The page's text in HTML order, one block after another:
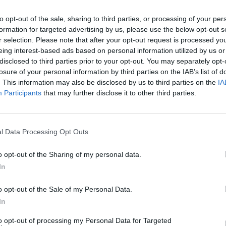
opt-out of the sale, sharing to third parties, or processing of your
for targeted advertising by us, please use the below opt-out
selection. Please note that after your opt-out request is processed
interest-based ads based on personal information utilized by us
to third parties prior to your opt-out. You may separately
of your personal information by third parties on the IAB’s list of
This information may also be disclosed by us to third parties on the
Participants that may further disclose it to other third parties.
Data Processing Opt Outs
opt-out of the Sharing of my personal data.
opt-out of the Sale of my Personal Data.
opt-out of processing my Personal Data for Targeted
με
για την
στο εξωτερικό
ΕΛΛΑΔΑ
Το Κυπριακό στο επίκεντρο του
Εθνικού Συμβουλίου Εξωτερικής
Πολιτικής
25/05/2016 - 03:00